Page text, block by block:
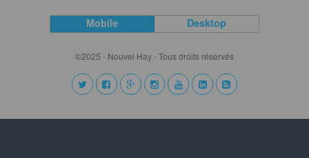
Mobile Desktop
©2025 - Nouvel Hay - Tous droits réservés